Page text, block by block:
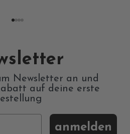
Newsletter an und
auf deine erste
anmelden